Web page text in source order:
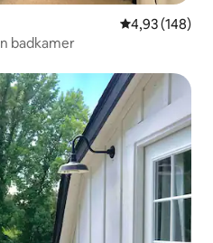
Gemiddelde
4,93 (148)
badkamer